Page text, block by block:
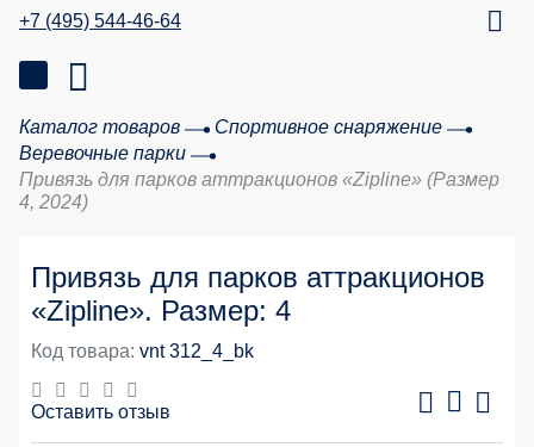
+7 (495) 544-46-64
Каталог товаров
Спортивное снаряжение
Веревочные парки
Привязь для парков аттракционов «Zipline» (Размер
4, 2024)
Привязь для парков аттракционов
«Zipline». Размер: 4
Код товара: vnt 312_4_bk
Оставить отзыв